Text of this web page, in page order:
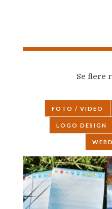
Se flere
FOTO / VIDEO
LOGO DESIGN